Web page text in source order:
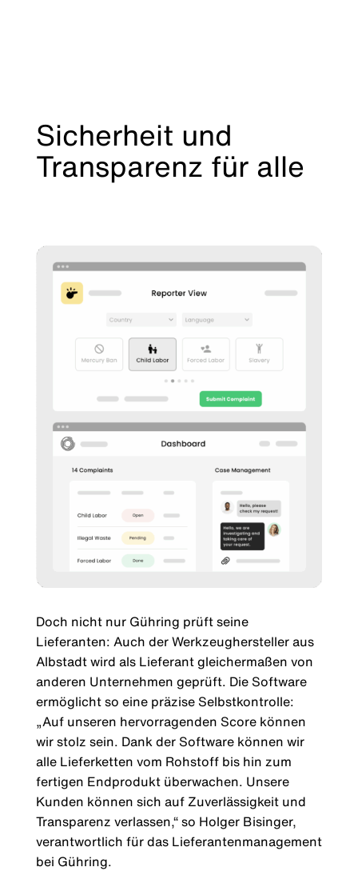
Sicherheit und
Transparenz für alle
Doch nicht nur Gühring prüft seine
Lieferanten: Auch der Werkzeughersteller aus
Albstadt wird als Lieferant gleichermaßen von
anderen Unternehmen geprüft. Die Software
ermöglicht so eine präzise Selbstkontrolle:
„Auf unseren hervorragenden Score können
wir stolz sein. Dank der Software können wir
alle Lieferketten vom Rohstoff bis hin zum
fertigen Endprodukt überwachen. Unsere
Kunden können sich auf Zuverlässigkeit und
Transparenz verlassen,“ so Holger Bisinger,
verantwortlich für das Lieferantenmanagement
bei Gühring.